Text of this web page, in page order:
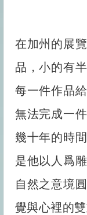
在加州的展
品，小的有
每一件作品
無法完成一
幾十年的時
是他以人爲
自然之意境
覺與心裡的